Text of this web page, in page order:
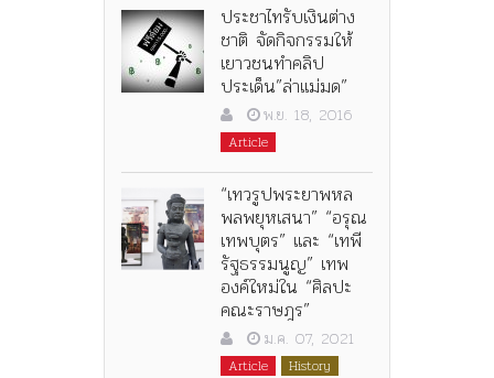
ประชาไทรับเงินต่าง
ชาติ จัดกิจกรรมให้
เยาวชนทำคลิป
ประเด็น”ล่าแม่มด”
พ.ย. 18, 2016
Article
“เทวรูปพระยาพหล
พลพยุหเสนา” “อรุณ
เทพบุตร” และ “เทพี
รัฐธรรมนูญ” เทพ
องค์ใหม่ใน “ศิลปะ
คณะราษฎร”
ม.ค. 07, 2021
Article
History